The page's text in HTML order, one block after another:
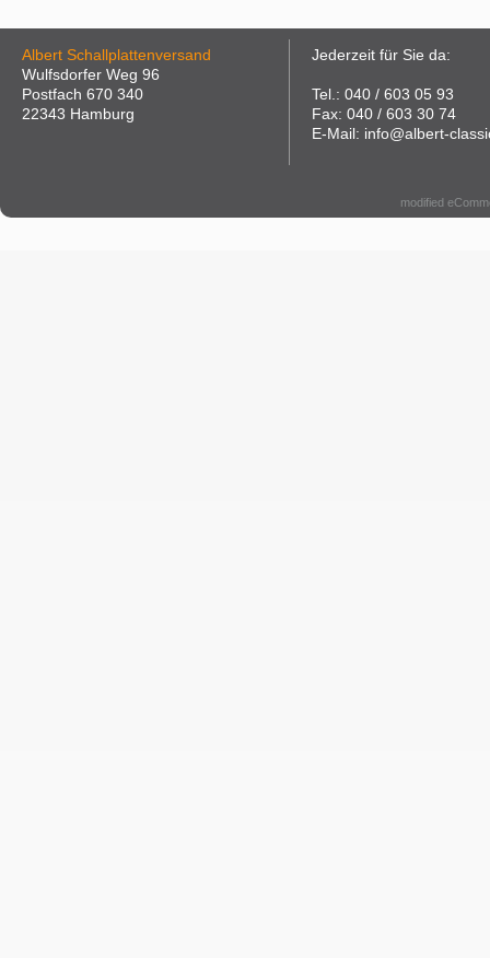
Albert Schallplattenversand
Wulfsdorfer Weg 96
Postfach 670 340
22343 Hamburg
Jederzeit für Sie da:
Tel.: 040 / 603 05 93
Fax: 040 / 603 30 74
E-Mail: info@albert-
modified